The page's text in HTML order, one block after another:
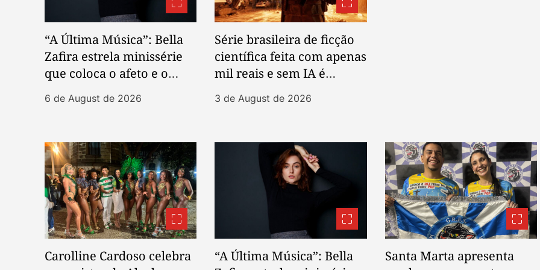
“A Última Música”: Bella
Zafira estrela minissérie
que coloca o afeto e o
no centro da trama
6 de August de 2026
Série brasileira de ficção
científica feita com apenas
mil reais e sem IA é
internacionais
3 de August de 2026
Carolline Cardoso celebra
“A Última Música”: Bella
Santa Marta apresenta